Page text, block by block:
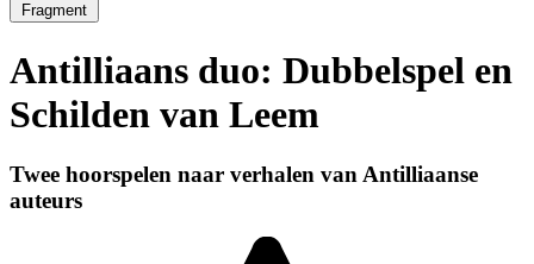
Fragment
Antilliaans duo: Dubbelspel en
Schilden van Leem
Twee hoorspelen naar verhalen van Antilliaanse
auteurs